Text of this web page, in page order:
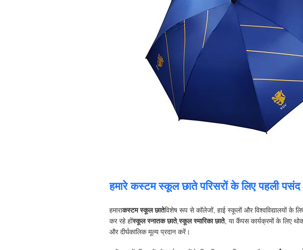
हमारे कस्टम स्कूल छाते परिसरों के लिए पहली पसंद
हमाराकस्टम स्कूल छातेविशेष रूप से कॉलेजों, हाई स्कूलों और विश्वविद्यालयों के
कर रहे होंस्कूल स्नातक छाते,स्कूल स्मारिका छाते, या कैंपस कार्यक्रमों के लिए
और दीर्घकालिक मूल्य प्रदान करें।